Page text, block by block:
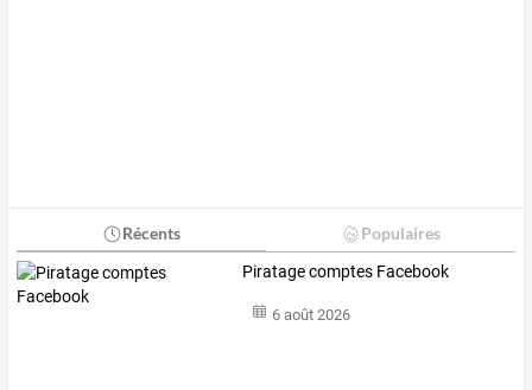
Récents Populaires
Piratage comptes Facebook
6 août 2026